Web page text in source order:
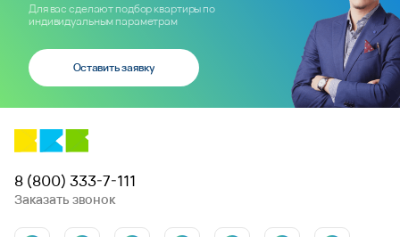
Для вас сделают подбор квартиры по
индивидуальным параметрам
Оставить заявку
8 (800) 333-7-111
Заказать звонок